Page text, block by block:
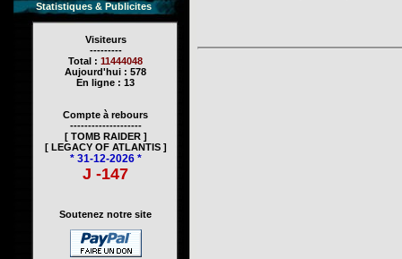
Statistiques & Publicites
Visiteurs
---------
Total : 11444048
Aujourd'hui : 578
En ligne : 13
Compte à rebours
--------------------
[ TOMB RAIDER ]
[ LEGACY OF ATLANTIS ]
* 31-12-2026 *
J -147
Soutenez notre site